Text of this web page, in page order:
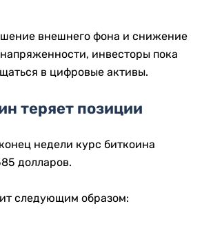
внешнего фона и снижение
инвесторы пока
в цифровые активы.
теряет позиции
недели курс биткоина
долларов.
следующим образом: